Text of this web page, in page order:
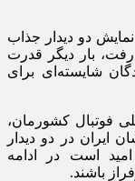
دو دیدار جذاب
بار دیگر قدرت
شایسته‌ای برای
فوتبال کشورمان،
ایران در دو دیدار
است در ادامه
باشند.